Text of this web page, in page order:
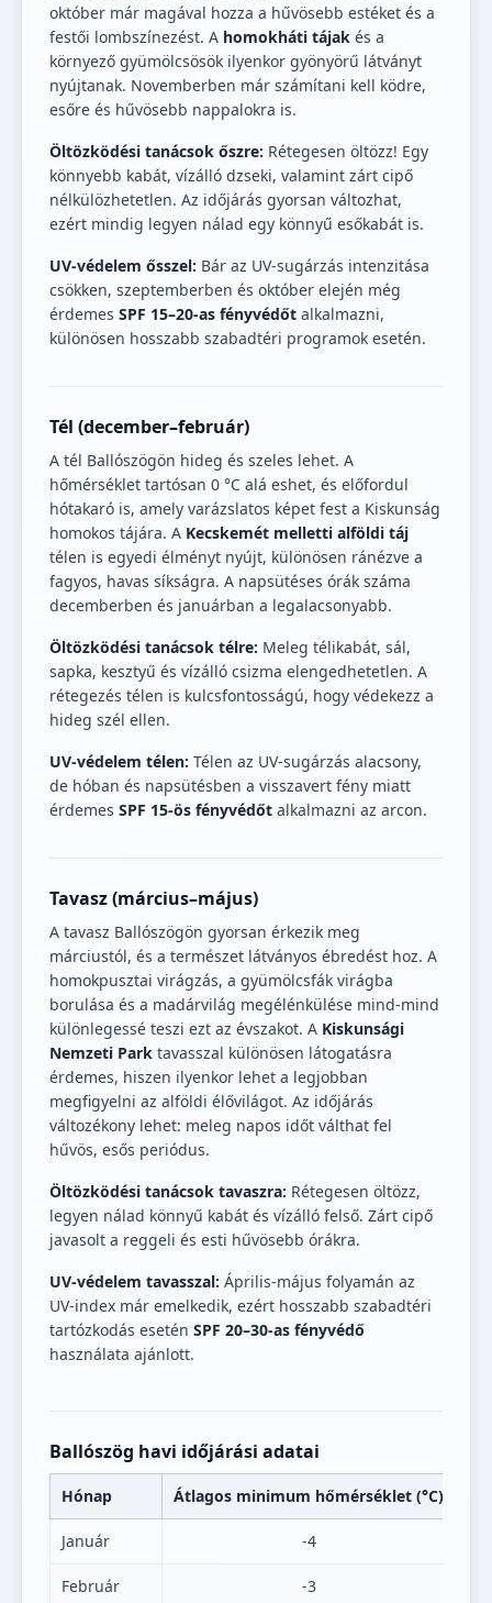
október már magával hozza a hűvösebb estéket és a
festői lombszínezést. A homokháti tájak és a
környező gyümölcsösök ilyenkor gyönyörű látványt
nyújtanak. Novemberben már számítani kell ködre,
esőre és hűvösebb nappalokra is.
Öltözködési tanácsok őszre: Rétegesen öltözz! Egy
könnyebb kabát, vízálló dzseki, valamint zárt cipő
nélkülözhetetlen. Az időjárás gyorsan változhat,
ezért mindig legyen nálad egy könnyű esőkabát is.
UV-védelem ősszel: Bár az UV-sugárzás intenzitása
csökken, szeptemberben és október elején még
érdemes SPF 15–20-as fényvédőt alkalmazni,
különösen hosszabb szabadtéri programok esetén.
Tél (december–február)
A tél Ballószögön hideg és szeles lehet. A
hőmérséklet tartósan 0 °C alá eshet, és előfordul
hótakaró is, amely varázslatos képet fest a Kiskunság
homokos tájára. A Kecskemét melletti alföldi táj
télen is egyedi élményt nyújt, különösen ránézve a
fagyos, havas síkságra. A napsütéses órák száma
decemberben és januárban a legalacsonyabb.
Öltözködési tanácsok télre: Meleg télikabát, sál,
sapka, kesztyű és vízálló csizma elengedhetetlen. A
rétegezés télen is kulcsfontosságú, hogy védekezz a
hideg szél ellen.
UV-védelem télen: Télen az UV-sugárzás alacsony,
de hóban és napsütésben a visszavert fény miatt
érdemes SPF 15-ös fényvédőt alkalmazni az arcon.
Tavasz (március–május)
A tavasz Ballószögön gyorsan érkezik meg
márciustól, és a természet látványos ébredést hoz. A
homokpusztai virágzás, a gyümölcsfák virágba
borulása és a madárvilág megélénkülése mind-mind
különlegessé teszi ezt az évszakot. A Kiskunsági
Nemzeti Park tavasszal különösen látogatásra
érdemes, hiszen ilyenkor lehet a legjobban
megfigyelni az alföldi élővilágot. Az időjárás
változékony lehet: meleg napos időt válthat fel
hűvös, esős periódus.
Öltözködési tanácsok tavaszra: Rétegesen öltözz,
legyen nálad könnyű kabát és vízálló felső. Zárt cipő
javasolt a reggeli és esti hűvösebb órákra.
UV-védelem tavasszal: Április-május folyamán az
UV-index már emelkedik, ezért hosszabb szabadtéri
tartózkodás esetén SPF 20–30-as fényvédő
használata ajánlott.
Ballószög havi időjárási adatai
Hónap Átlagos minimum hőmérséklet (°C)
Január -4
Február -3